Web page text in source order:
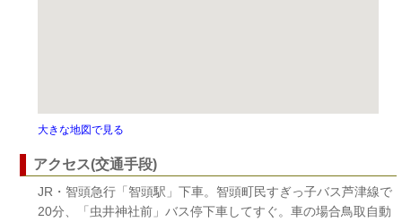
大きな地図で見る
アクセス(交通手段)
JR・智頭急行「智頭駅」下車。智頭町民すぎっ子バス芦津線で
20分、「虫井神社前」バス停下車してすぐ。車の場合鳥取自動